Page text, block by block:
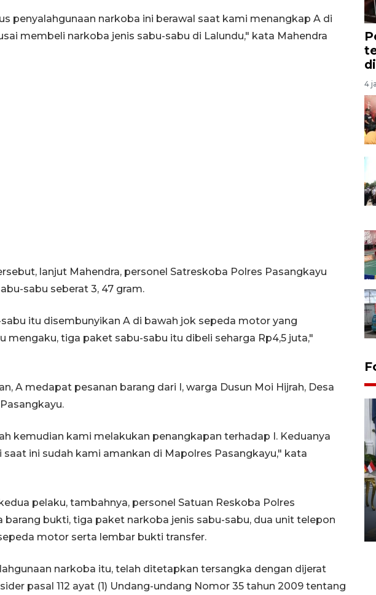
penyalahgunaan narkoba ini berawal saat kami menangkap A di
membeli narkoba jenis sabu-sabu di Lalundu," kata Mahendra
lanjut Mahendra, personel Satreskoba Polres Pasangkayu
sabu seberat 3, 47 gram.
itu disembunyikan A di bawah jok sepeda motor yang
mengaku, tiga paket sabu-sabu itu dibeli seharga Rp4,5 juta,"
A medapat pesanan barang dari I, warga Dusun Moi Hijrah, Desa
kemudian kami melakukan penangkapan terhadap I. Keduanya
ini sudah kami amankan di Mapolres Pasangkayu," kata
pelaku, tambahnya, personel Satuan Reskoba Polres
barang bukti, tiga paket narkoba jenis sabu-sabu, dua unit telepon
motor serta lembar bukti transfer.
narkoba itu, telah ditetapkan tersangka dengan dijerat
pasal 112 ayat (1) Undang-undang Nomor 35 tahun 2009 tentang
4
HUT ke-80 Raja Keraton
Yogyakarta
02 April 2026 12:51 WIB